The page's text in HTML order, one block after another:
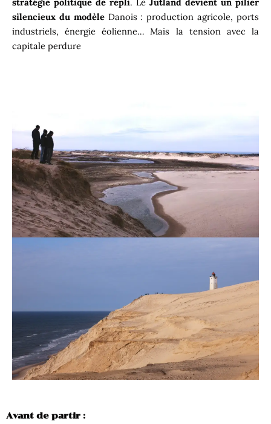
silencieux du modèleDanois : production agricole, ports
industriels, énergie éolienne… Mais la tension avec la
capitale perdure
Avant de partir :